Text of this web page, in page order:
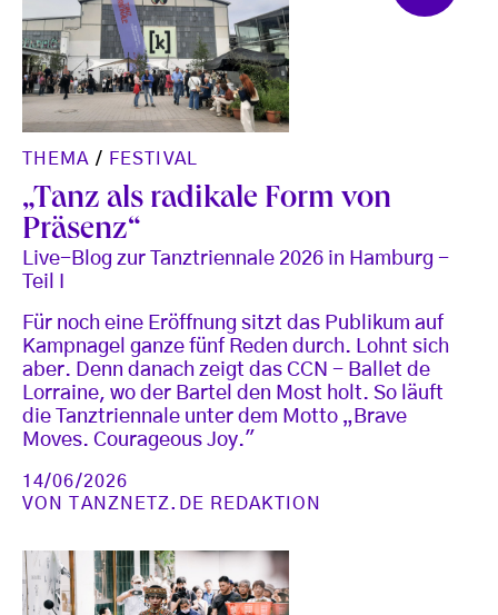
THEMA / FESTIVAL
„Tanz als radikale Form von
Präsenz“
Live-Blog zur Tanztriennale 2026 in Hamburg -
Teil I
Für noch eine Eröffnung sitzt das Publikum auf
Kampnagel ganze fünf Reden durch. Lohnt sich
aber. Denn danach zeigt das CCN - Ballet de
Lorraine, wo der Bartel den Most holt. So läuft
die Tanztriennale unter dem Motto „Brave
Moves. Courageous Joy."
14/06/2026
VON
TANZNETZ.DE REDAKTION